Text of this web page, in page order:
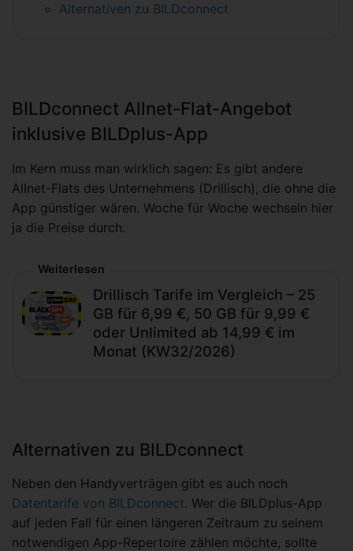
Alternativen zu BILDconnect
BILDconnect Allnet-Flat-Angebot
inklusive BILDplus-App
Im Kern muss man wirklich sagen: Es gibt andere
Allnet-Flats des Unternehmens (Drillisch), die ohne die
App günstiger wären. Woche für Woche wechseln hier
ja die Preise durch.
Weiterlesen
Drillisch Tarife im Vergleich – 25
GB für 6,99 €, 50 GB für 9,99 €
oder Unlimited ab 14,99 € im
Monat (KW32/2026)
Alternativen zu BILDconnect
Neben den Handyverträgen gibt es auch noch
Datentarife von BILDconnect. Wer die BILDplus-App
auf jeden Fall für einen längeren Zeitraum zu seinem
notwendigen App-Repertoire zählen möchte, sollte